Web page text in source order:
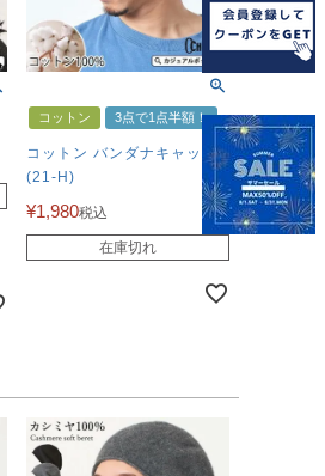
コットン 3点で1点半額！
コットン バンダナキャップ
(21-H)
¥1,980税込
在庫切れ